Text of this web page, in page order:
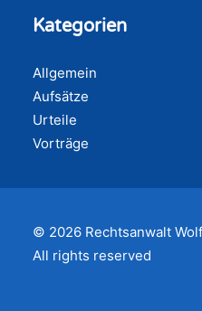
Kategorien
Allgemein
Aufsätze
Urteile
Vorträge
© 2026 Rechtsanwalt
All rights reserved